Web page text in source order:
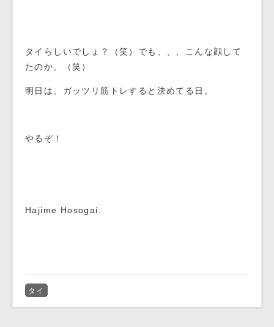
タイらしいでしょ？（笑）でも、、、こんな顔して
たのか。（笑）
明日は、ガッツリ筋トレすると決めてる日。
やるぞ！
Hajime Hosogai.
タイ